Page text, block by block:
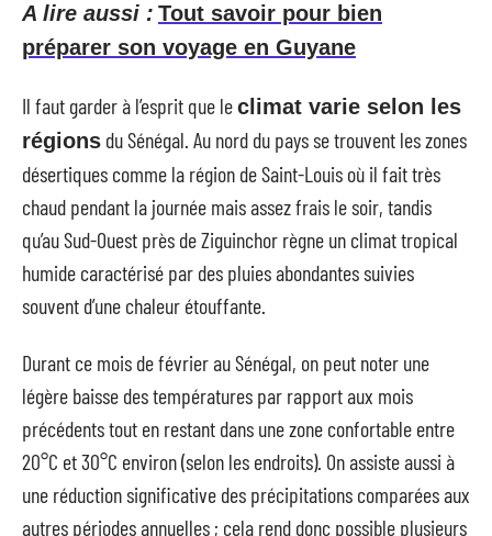
A lire aussi : Tout savoir pour bien
préparer son voyage en Guyane
Il faut garder à l’esprit que leclimat varie selon les
régions du Sénégal. Au nord du pays se trouvent les zones
désertiques comme la région de Saint-Louis où il fait très
chaud pendant la journée mais assez frais le soir, tandis
qu’au Sud-Ouest près de Ziguinchor règne un climat tropical
humide caractérisé par des pluies abondantes suivies
souvent d’une chaleur étouffante.
Durant ce mois de février au Sénégal, on peut noter une
légère baisse des températures par rapport aux mois
précédents tout en restant dans une zone confortable entre
20°C et 30°C environ (selon les endroits). On assiste aussi à
une réduction significative des précipitations comparées aux
autres périodes annuelles ; cela rend donc possible plusieurs